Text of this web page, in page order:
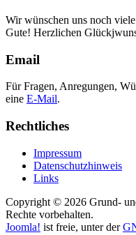
Wir wünschen uns noch
Gute! Herzlichen
Email
Für Fragen, Anregungen,
eine E-Mail.
Rechtliches
Impressum
Datenschutzhinweis
Links
Copyright © 2026 Grund-
Rechte vorbehalten.
Joomla! ist freie, unter der